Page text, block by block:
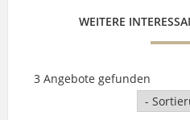
WEITERE
3 Angebote gefunden